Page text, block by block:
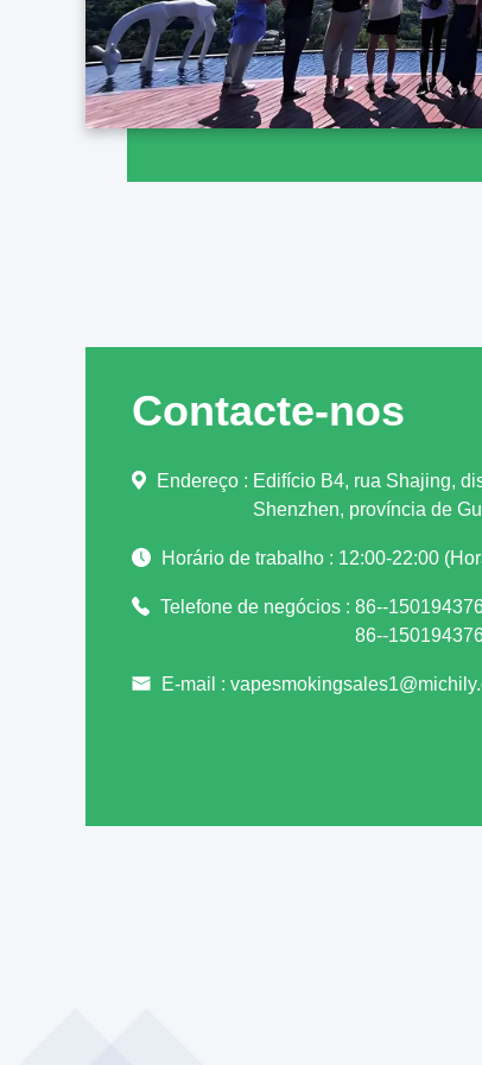
Contacte-nos
Endereço : Edifício B4, rua Shajing,
Shenzhen, província de
Horário de trabalho : 12:00-22:00
Telefone de negócios : 86--
86--
E-mail :